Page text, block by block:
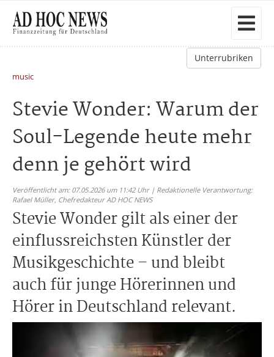
Unterrubriken
music
Stevie Wonder: Warum der
Soul-Legende heute mehr
denn je gehört wird
Veröffentlicht am: 07.05.2026 um 11:42 Uhr | Redaktionelle Verantwortung:
Rafael Müller, Chefredakteur AD HOC NEWS
Stevie Wonder gilt als einer der
einflussreichsten Künstler der
Musikgeschichte – und bleibt
auch für junge Hörerinnen und
Hörer in Deutschland relevant.